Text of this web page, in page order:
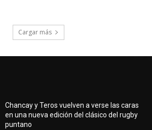
Cargar más
Chancay y Teros vuelven a verse las caras
en una nueva edición del clásico del rugby
puntano